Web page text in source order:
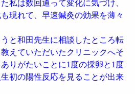
私は数回通って変化に気づけ、
現れて、早速鍼灸の効果を薄々
と和田先生に相談したところ転
えていただいたクリニックへそ
りがたいことに1度の採卵と1度
初の陽性反応を見ることが出来